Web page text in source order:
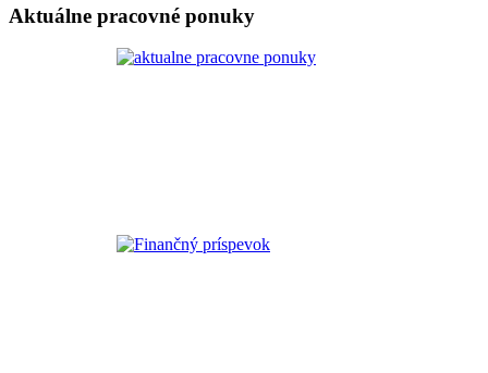
Aktuálne pracovné ponuky